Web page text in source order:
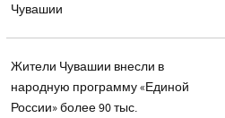
Чувашии
Жители Чувашии внесли в
народную программу «Единой
России» более 90 тыс.